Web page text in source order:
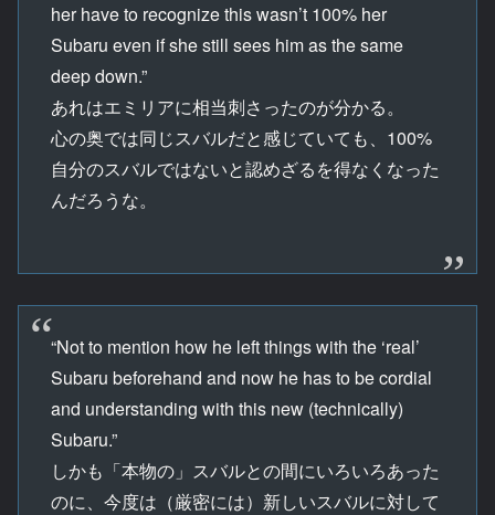
her have to recognize this wasn’t 100% her
Subaru even if she still sees him as the same
deep down.”
あれはエミリアに相当刺さったのが分かる。
心の奥では同じスバルだと感じていても、100%
自分のスバルではないと認めざるを得なくなった
んだろうな。
“Not to mention how he left things with the ‘real’
Subaru beforehand and now he has to be cordial
and understanding with this new (technically)
Subaru.”
しかも「本物の」スバルとの間にいろいろあった
のに、今度は（厳密には）新しいスバルに対して